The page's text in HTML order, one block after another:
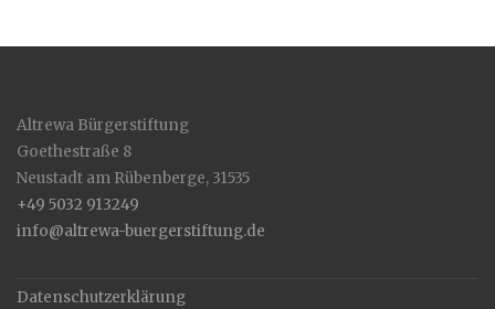
Altrewa Bürgerstiftung
Goethestraße 8
Neustadt am Rübenberge, 31535
+49 5032 913249
info@altrewa-buergerstiftung.de
Datenschutzerklärung